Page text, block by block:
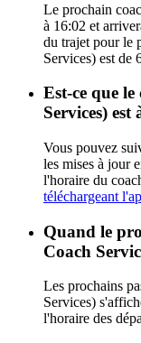
Le prochain
à 16:02 et
du trajet pour le
Services) est de
Est-ce que
Services)
Vous pouvez
les mises à jour
l'horaire du
téléchargeant
Quand le
Coach
Les prochains
Services)
l'horaire des